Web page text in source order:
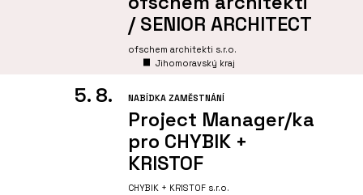
/ SENIOR ARCHITECT
ofschem architekti s.r.o.
Jihomoravský kraj
5. 8. NABÍDKA ZAMĚSTNÁNÍ
Project Manager/ka
pro CHYBIK +
KRISTOF
CHYBIK + KRISTOF s.r.o.